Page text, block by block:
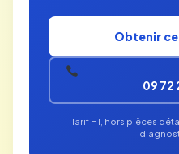
Obtenir
09 72
Tarif HT, hors pièces